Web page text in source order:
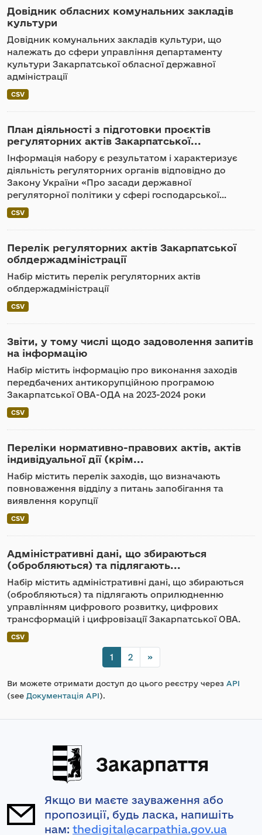
Довідник обласних комунальних закладів
культури
Довідник комунальних закладів культури, що
належать до сфери управління департаменту
культури Закарпатської обласної державної
адміністрації
CSV
План діяльності з підготовки проєктів
регуляторних актів Закарпатської...
Інформація набору є результатом і характеризує
діяльність регуляторних органів відповідно до
Закону України «Про засади державної
регуляторної політики у сфері господарської...
CSV
Перелік регуляторних актів Закарпатської
облдержадміністрації
Набір містить перелік регуляторних актів
облдержадміністрації
CSV
Звіти, у тому числі щодо задоволення запитів
на інформацію
Набір містить інформацію про виконання заходів
передбачених антикорупційною програмою
Закарпатської ОВА-ОДА на 2023-2024 роки
CSV
Переліки нормативно-правових актів, актів
індивідуальної дії (крім...
Набір містить перелік заходів, що визначають
повноваження відділу з питань запобігання та
виявлення корупції
CSV
Адміністративні дані, що збираються
(обробляються) та підлягають...
Набір містить адміністративні дані, що збираються
(обробляються) та підлягають оприлюдненню
управлінням цифрового розвитку, цифрових
трансформацій і цифровізації Закарпатської ОВА.
CSV
1 2 »
Ви можете отримати доступ до цього реєстру через API
(see Документація API).
Закарпаття
Якщо ви маєте зауваження або
пропозиції, будь ласка, напишіть
нам: thedigital@carpathia.gov.ua